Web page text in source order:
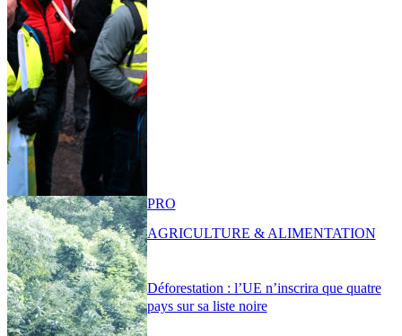
Déforestation : l’UE n’inscrira que quatre
pays sur sa liste noire
PRO
AGRICULTURE & ALIMENTATION